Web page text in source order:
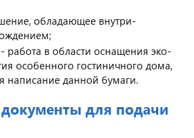
обладающее внутри-
в области оснащения эко-
особенного гостиничного дома,
написание данной бумаги.
для подачи